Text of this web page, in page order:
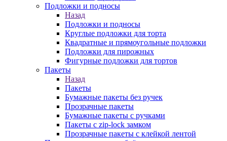
Подложки и подносы
Назад
Подложки и подносы
Круглые подложки для торта
Квадратные и прямоугольные подложки
Подложки для пирожных
Фигурные подложки для тортов
Пакеты
Назад
Пакеты
Бумажные пакеты без ручек
Прозрачные пакеты
Бумажные пакеты с ручками
Пакеты с zip-lock замком
Прозрачные пакеты с клейкой лентой